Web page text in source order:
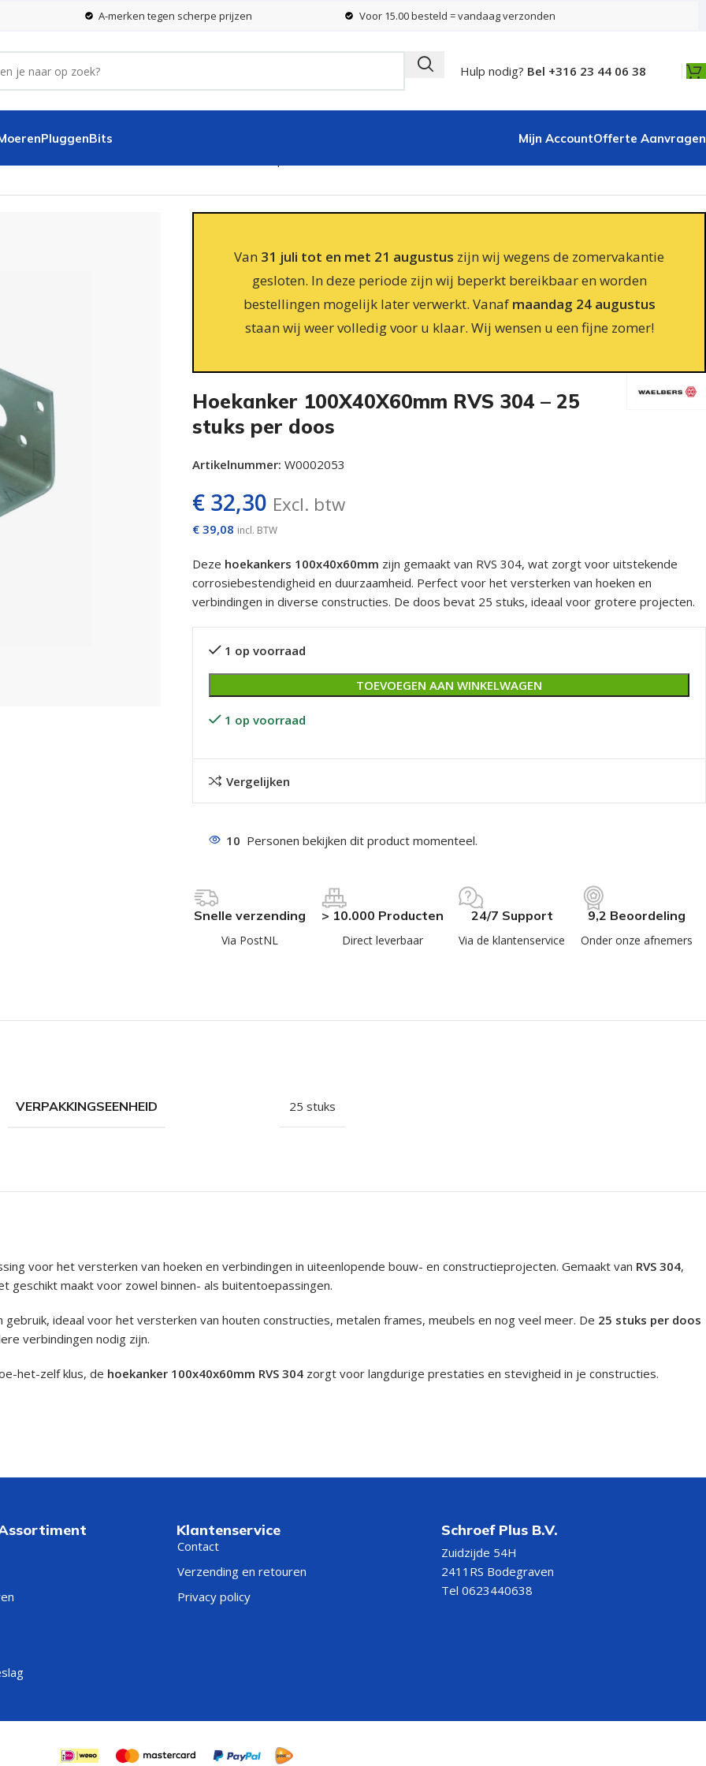
A-merken tegen scherpe prijzen Voor 15.00 besteld = vandaag verzonden
Hulp nodig? Bel +316 23 44 06 38
PluggenBits Mijn AccountOfferte Aanvragen
Van 31 juli tot en met 21 augustus zijn wij wegens de zomervakantie
gesloten. In deze periode zijn wij beperkt bereikbaar en worden
bestellingen mogelijk later verwerkt. Vanaf maandag 24 augustus
staan wij weer volledig voor u klaar. Wij wensen u een fijne zomer!
Hoekanker 100X40X60mm RVS 304 – 25
stuks per doos
Artikelnummer: W0002053
€ 32,30 Excl. btw
€ 39,08 incl. BTW
Deze hoekankers 100x40x60mm zijn gemaakt van RVS 304, wat zorgt voor uitstekende
corrosiebestendigheid en duurzaamheid. Perfect voor het versterken van hoeken en
verbindingen in diverse constructies. De doos bevat 25 stuks, ideaal voor grotere projecten.
1 op voorraad
TOEVOEGEN AAN WINKELWAGEN
1 op voorraad
Vergelijken
10 Personen bekijken dit product momenteel.
Snelle verzending
Via PostNL
> 10.000 Producten
Direct leverbaar
24/7 Support
Via de klantenservice
9,2 Beoordeling
Onder onze afnemers
VERPAKKINGSEENHEID 25 stuks
voor het versterken van hoeken en verbindingen in uiteenlopende bouw- en constructieprojecten. Gemaakt van RVS 304,
geschikt maakt voor zowel binnen- als buitentoepassingen.
gebruik, ideaal voor het versterken van houten constructies, metalen frames, meubels en nog veel meer. De 25 stuks per doos
verbindingen nodig zijn.
het-zelf klus, de hoekanker 100x40x60mm RVS 304 zorgt voor langdurige prestaties en stevigheid in je constructies.
Klantenservice
Contact
Verzending en retouren
Privacy policy
Schroef Plus B.V.
Zuidzijde 54H
2411RS Bodegraven
Tel 0623440638